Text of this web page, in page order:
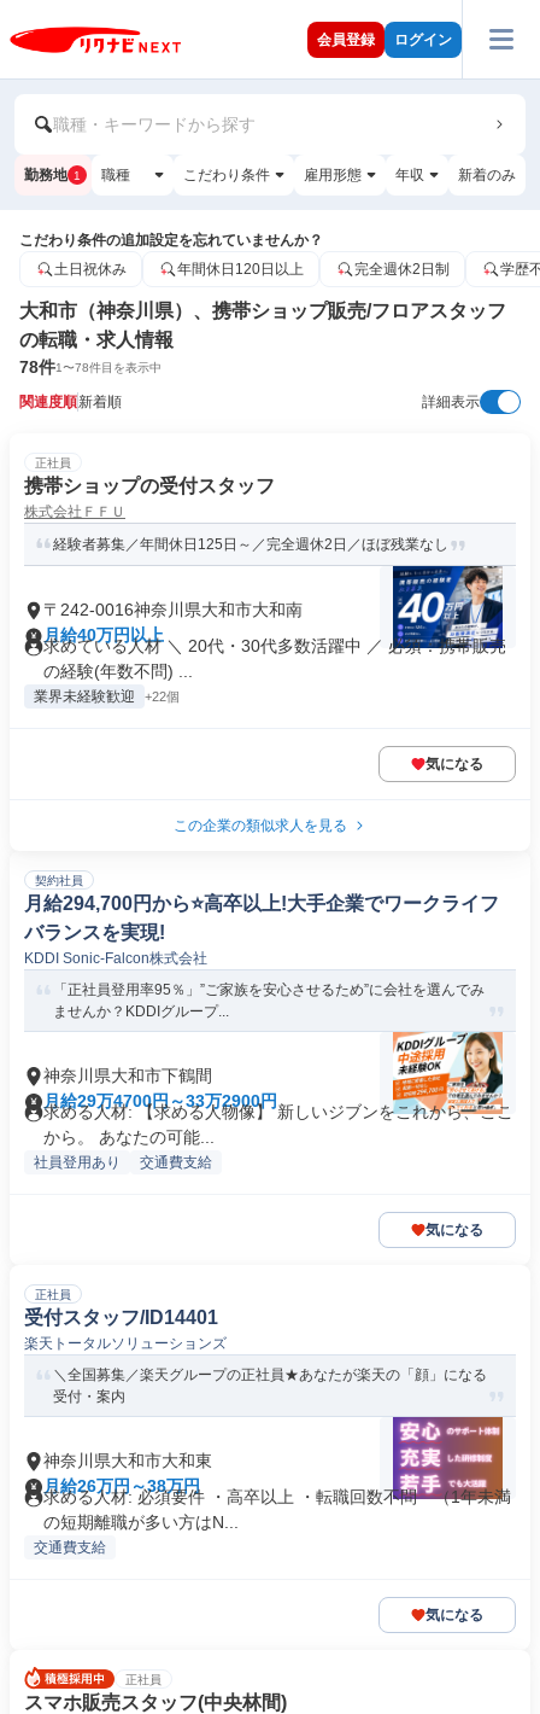
会員登録 ログイン
職種・キーワードから探す
勤務地 1 職種 こだわり条件 雇用形態 年収 新着のみ
こだわり条件の追加設定を忘れていませんか？
土日祝休み
年間休日120日以上 完全週休2日制 学歴
大和市（神奈川県）、携帯ショップ販売/フロアスタッフ
の転職・求人情報
78件1〜78件目を表示中
関連度順新着順 詳細表示
正社員
携帯ショップの受付スタッフ
株式会社ＦＦＵ
経験者募集／年間休日125日～／完全週休2日／ほぼ残業なし
〒242-0016神奈川県大和市大和南
月給40万円以上
求めている人材 ＼ 20代・30代多数活躍中 ／ 必須：携帯販売
の経験(年数不問) ...
業界未経験歓迎 +22個
気になる
この企業の類似求人を見る
契約社員
月給294,700円から⭐️高卒以上!大手企業でワークライフ
バランスを実現!
KDDI Sonic-Falcon株式会社
「正社員登用率95％」”ご家族を安心させるため”に会社を選んでみ
ませんか？KDDIグループ...
神奈川県大和市下鶴間
月給29万4700円～33万2900円
求める人材: 【求める人物像】 新しいジブンをこれから、ここ
から。 あなたの可能...
社員登用あり 交通費支給
気になる
正社員
受付スタッフ/ID14401
楽天トータルソリューションズ
＼全国募集／楽天グループの正社員★あなたが楽天の「顔」になる
受付・案内
神奈川県大和市大和東
月給26万円～38万円
求める人材: 必須要件 ・高卒以上 ・転職回数不問 （1年未満
の短期離職が多い方はN...
交通費支給
気になる
正社員
スマホ販売スタッフ(中央林間)